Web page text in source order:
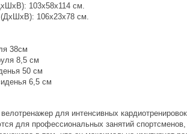
103х58х114 см.
106х23х78 см.
38см
8,5 см
50 см
6,5 см
для интенсивных
для профессиональных занятий